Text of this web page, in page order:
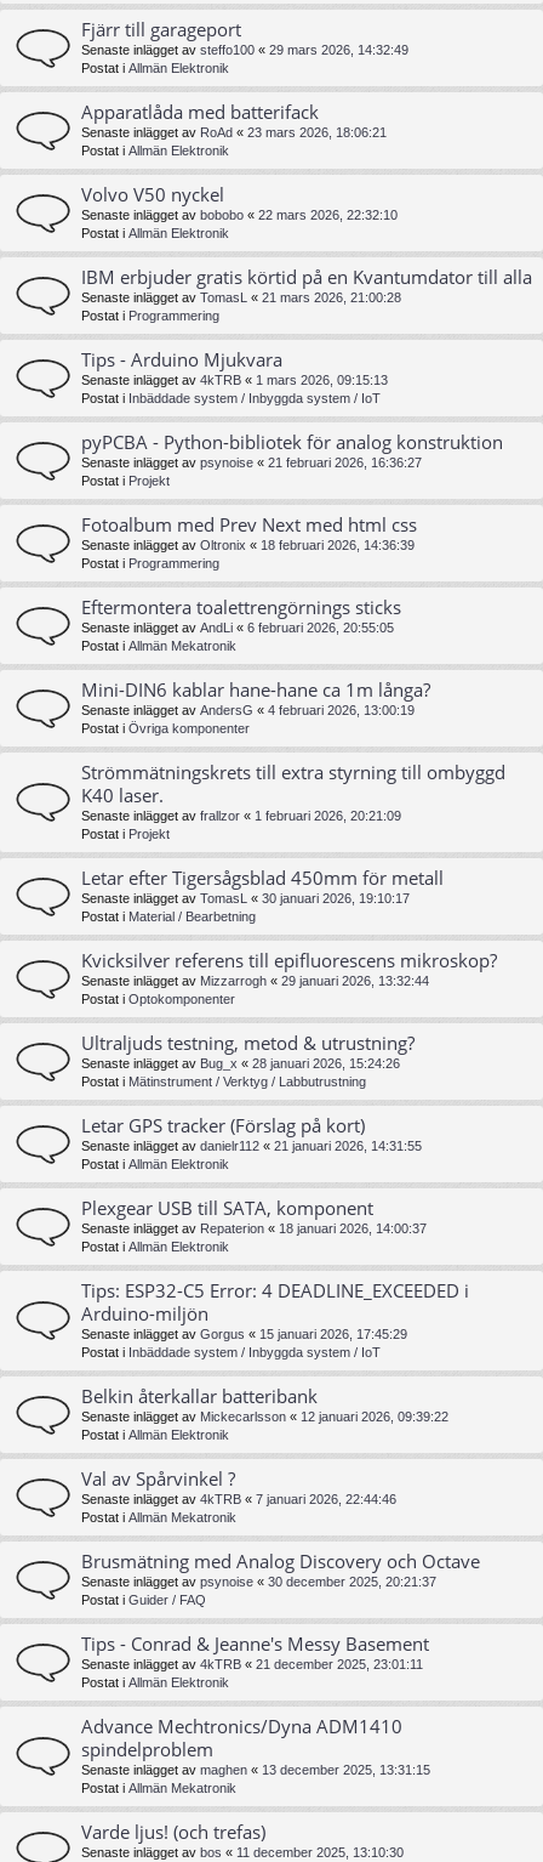
Fjärr till garageport
Senaste inlägget av steffo100 « 29 mars 2026, 14:32:49
Postat i Allmän Elektronik
Apparatlåda med batterifack
Senaste inlägget av RoAd « 23 mars 2026, 18:06:21
Postat i Allmän Elektronik
Volvo V50 nyckel
Senaste inlägget av bobobo « 22 mars 2026, 22:32:10
Postat i Allmän Elektronik
IBM erbjuder gratis körtid på en Kvantumdator till alla
Senaste inlägget av TomasL « 21 mars 2026, 21:00:28
Postat i Programmering
Tips - Arduino Mjukvara
Senaste inlägget av 4kTRB « 1 mars 2026, 09:15:13
Postat i Inbäddade system / Inbyggda system / IoT
pyPCBA - Python-bibliotek för analog konstruktion
Senaste inlägget av psynoise « 21 februari 2026, 16:36:27
Postat i Projekt
Fotoalbum med Prev Next med html css
Senaste inlägget av Oltronix « 18 februari 2026, 14:36:39
Postat i Programmering
Eftermontera toalettrengörnings sticks
Senaste inlägget av AndLi « 6 februari 2026, 20:55:05
Postat i Allmän Mekatronik
Mini-DIN6 kablar hane-hane ca 1m långa?
Senaste inlägget av AndersG « 4 februari 2026, 13:00:19
Postat i Övriga komponenter
Strömmätningskrets till extra styrning till ombyggd
K40 laser.
Senaste inlägget av frallzor « 1 februari 2026, 20:21:09
Postat i Projekt
Letar efter Tigersågsblad 450mm för metall
Senaste inlägget av TomasL « 30 januari 2026, 19:10:17
Postat i Material / Bearbetning
Kvicksilver referens till epifluorescens mikroskop?
Senaste inlägget av Mizzarrogh « 29 januari 2026, 13:32:44
Postat i Optokomponenter
Ultraljuds testning, metod & utrustning?
Senaste inlägget av Bug_x « 28 januari 2026, 15:24:26
Postat i Mätinstrument / Verktyg / Labbutrustning
Letar GPS tracker (Förslag på kort)
Senaste inlägget av danielr112 « 21 januari 2026, 14:31:55
Postat i Allmän Elektronik
Plexgear USB till SATA, komponent
Senaste inlägget av Repaterion « 18 januari 2026, 14:00:37
Postat i Allmän Elektronik
Tips: ESP32-C5 Error: 4 DEADLINE_EXCEEDED i
Arduino-miljön
Senaste inlägget av Gorgus « 15 januari 2026, 17:45:29
Postat i Inbäddade system / Inbyggda system / IoT
Belkin återkallar batteribank
Senaste inlägget av Mickecarlsson « 12 januari 2026, 09:39:22
Postat i Allmän Elektronik
Val av Spårvinkel ?
Senaste inlägget av 4kTRB « 7 januari 2026, 22:44:46
Postat i Allmän Mekatronik
Brusmätning med Analog Discovery och Octave
Senaste inlägget av psynoise « 30 december 2025, 20:21:37
Postat i Guider / FAQ
Tips - Conrad & Jeanne's Messy Basement
Senaste inlägget av 4kTRB « 21 december 2025, 23:01:11
Postat i Allmän Elektronik
Advance Mechtronics/Dyna ADM1410
spindelproblem
Senaste inlägget av maghen « 13 december 2025, 13:31:15
Postat i Allmän Mekatronik
Varde ljus! (och trefas)
Senaste inlägget av bos « 11 december 2025, 13:10:30